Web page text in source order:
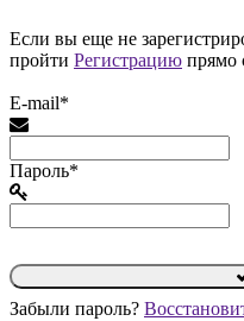
Если вы еще не
пройти Регистрацию прямо
E-mail*
Пароль*
Забыли пароль?